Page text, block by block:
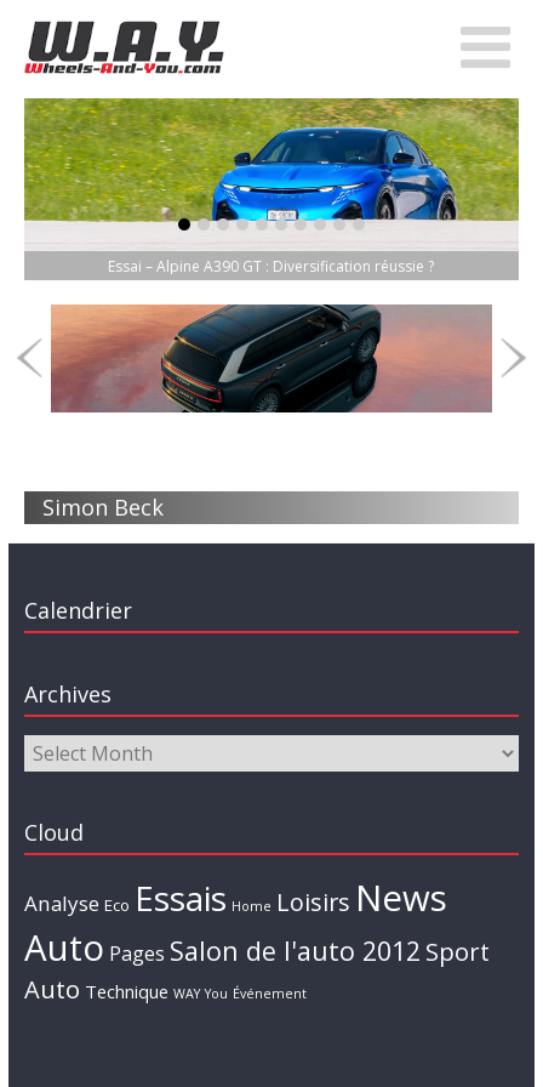
Essai – Alpine A390 GT : Diversification réussie ?
item-0
item-1
item-2
item-3
item-4
item-5
item-6
item-7
item-8
item-9
Simon Beck
Calendrier
Archives
Cloud
Analyse Eco Essais Home Loisirs News
Auto Pages Salon de l'auto 2012 Sport
Auto Technique WAY You Événement